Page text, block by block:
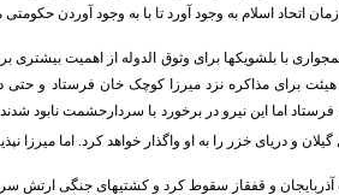
اتحاد اسلام به وجود آورد تا با به وجود آوردن
با بلشویکها برای وثوق الدوله از اهمیت
برای مذاکره نزد میرزا کوچک خان فرستاد و حتی
فرستاد اما این نیرو در برخورد با سردارحشمت
و دریای خزر را به او واگذار خواهد کرد. اما میرزا
و قفقاز سقوط کرد و کشتیهای جنگی ارتش